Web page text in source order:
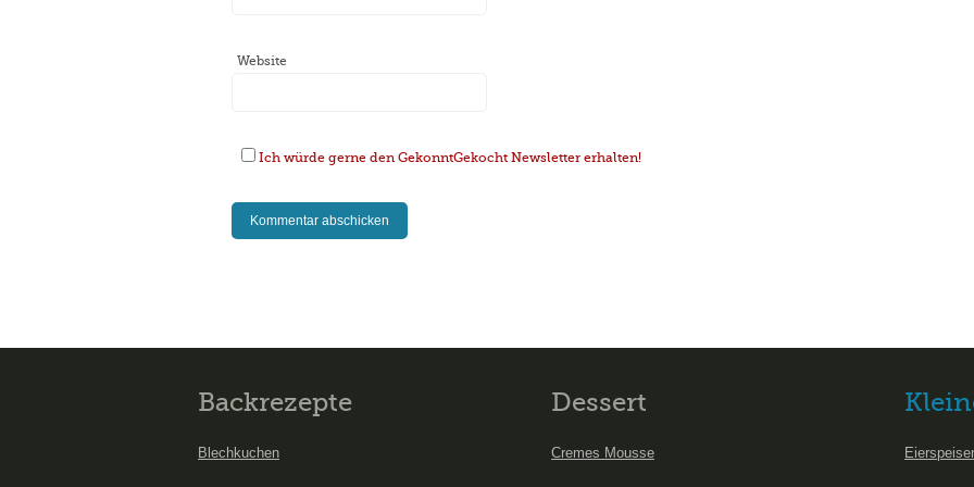
Website
Ich würde gerne den GekonntGekocht Newsletter erhalten!
Backrezepte
Blechkuchen
Dessert
Cremes Mousse